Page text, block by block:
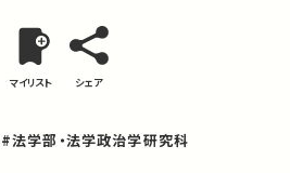
マイリスト シェア
#法学部・法学政治学研究科